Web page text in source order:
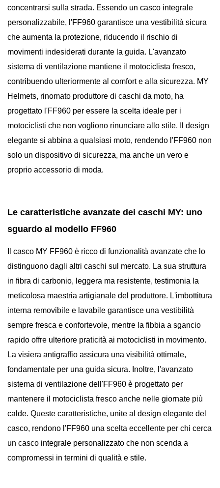
concentrarsi sulla strada. Essendo un casco integrale
personalizzabile, l'FF960 garantisce una vestibilità sicura
che aumenta la protezione, riducendo il rischio di
movimenti indesiderati durante la guida. L'avanzato
sistema di ventilazione mantiene il motociclista fresco,
contribuendo ulteriormente al comfort e alla sicurezza. MY
Helmets, rinomato produttore di caschi da moto, ha
progettato l'FF960 per essere la scelta ideale per i
motociclisti che non vogliono rinunciare allo stile. Il design
elegante si abbina a qualsiasi moto, rendendo l'FF960 non
solo un dispositivo di sicurezza, ma anche un vero e
proprio accessorio di moda.
Le caratteristiche avanzate dei caschi MY: uno
sguardo al modello FF960
Il casco MY FF960 è ricco di funzionalità avanzate che lo
distinguono dagli altri caschi sul mercato. La sua struttura
in fibra di carbonio, leggera ma resistente, testimonia la
meticolosa maestria artigianale del produttore. L'imbottitura
interna removibile e lavabile garantisce una vestibilità
sempre fresca e confortevole, mentre la fibbia a sgancio
rapido offre ulteriore praticità ai motociclisti in movimento.
La visiera antigraffio assicura una visibilità ottimale,
fondamentale per una guida sicura. Inoltre, l'avanzato
sistema di ventilazione dell'FF960 è progettato per
mantenere il motociclista fresco anche nelle giornate più
calde. Queste caratteristiche, unite al design elegante del
casco, rendono l'FF960 una scelta eccellente per chi cerca
un casco integrale personalizzato che non scenda a
compromessi in termini di qualità e stile.